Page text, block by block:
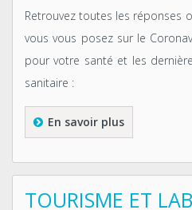
Retrouvez toutes les réponses
vous vous posez sur le
pour votre santé et les
sanitaire :
En savoir plus
TOURISME ET